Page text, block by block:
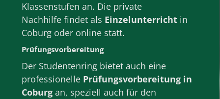
Klassenstufen an. Die private
Nachhilfe findet als Einzelunterricht in
Coburg oder online statt.
Prüfungsvorbereitung
Der Studentenring bietet auch eine
professionelle Prüfungsvorbereitung in
Coburg an, speziell auch für den